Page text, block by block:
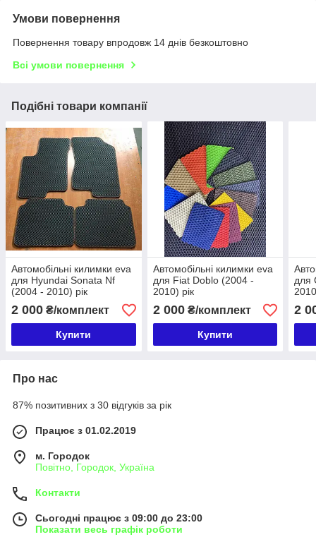
Умови повернення
Повернення товару впродовж 14 днів безкоштовно
Всі умови повернення
Подібні товари компанії
Автомобільні килимки eva
для Hyundai Sonata Nf
(2004 - 2010) рік
2 000 ₴/комплект
Купити
Автомобільні килимки eva
для Fiat Doblo (2004 -
2010) рік
2 000₴/комплект
Купити
для
2
Про нас
87% позитивних з 30 відгуків за рік
Працює з 01.02.2019
м. Городок
Повітно, Городок, Україна
Контакти
Сьогодні працює з 09:00 до 23:00
Показати весь графік роботи